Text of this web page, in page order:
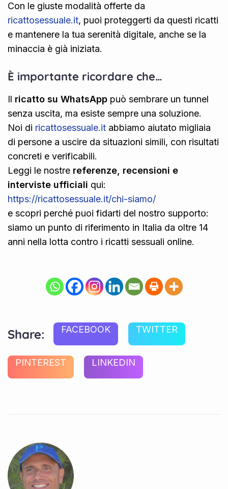
Con le giuste modalità offerte da
ricattosessuale.it, puoi proteggerti da questi ricatti
e mantenere la tua serenità digitale, anche se la
minaccia è già iniziata.
È importante ricordare che…
Il ricatto su WhatsApp può sembrare un tunnel
senza uscita, ma esiste sempre una soluzione.
Noi di ricattosessuale.it abbiamo aiutato migliaia
di persone a uscire da situazioni simili, con risultati
concreti e verificabili.
Leggi le nostre referenze, recensioni e
interviste ufficiali qui:
https://ricattosessuale.it/chi-siamo/
e scopri perché puoi fidarti del nostro supporto:
siamo un punto di riferimento in Italia da oltre 14
anni nella lotta contro i ricatti sessuali online.
Share: FACEBOOK TWITTER
PINTEREST LINKEDIN